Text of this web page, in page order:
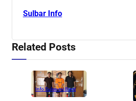
Sulbar Info
Related Posts
Info Sulawesi Barat